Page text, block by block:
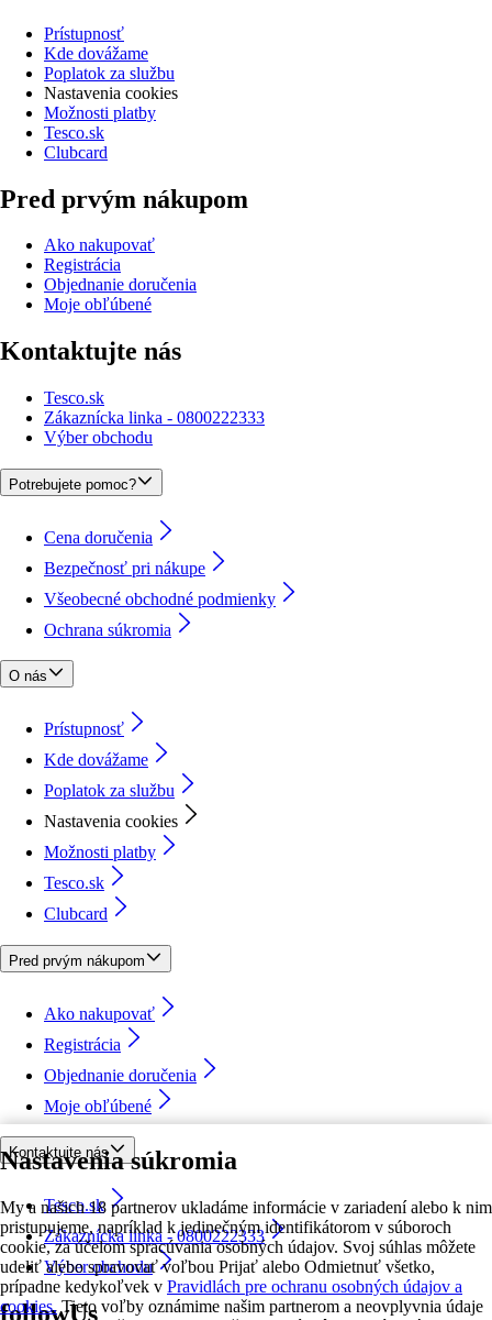
Nastavenia súkromia
My a našich 18 partnerov ukladáme informácie v zariadení alebo k nim
pristupujeme, napríklad k jedinečným identifikátorom v súboroch
cookie, za účelom spracúvania osobných údajov. Svoj súhlas môžete
udeliť alebo spravovať voľbou Prijať alebo Odmietnuť všetko,
prípadne kedykoľvek v Pravidlách pre ochranu osobných údajov a
cookies. Tieto voľby oznámime našim partnerom a neovplyvnia údaje
Prístupnosť
Kde dovážame
Poplatok za službu
Nastavenia cookies
Možnosti platby
Tesco.sk
Clubcard
Pred prvým nákupom
Ako nakupovať
Registrácia
Objednanie doručenia
Moje obľúbené
Kontaktujte nás
Tesco.sk
Zákaznícka linka - 0800222333
Výber obchodu
Potrebujete pomoc?
Cena doručenia
Bezpečnosť pri nákupe
Všeobecné obchodné podmienky
Ochrana súkromia
O nás
Prístupnosť
Kde dovážame
Poplatok za službu
Nastavenia cookies
Možnosti platby
Tesco.sk
Clubcard
Pred prvým nákupom
Ako nakupovať
Registrácia
Objednanie doručenia
Moje obľúbené
Kontaktujte nás
Tesco.sk
Zákaznícka linka - 0800222333
Výber obchodu
followUs